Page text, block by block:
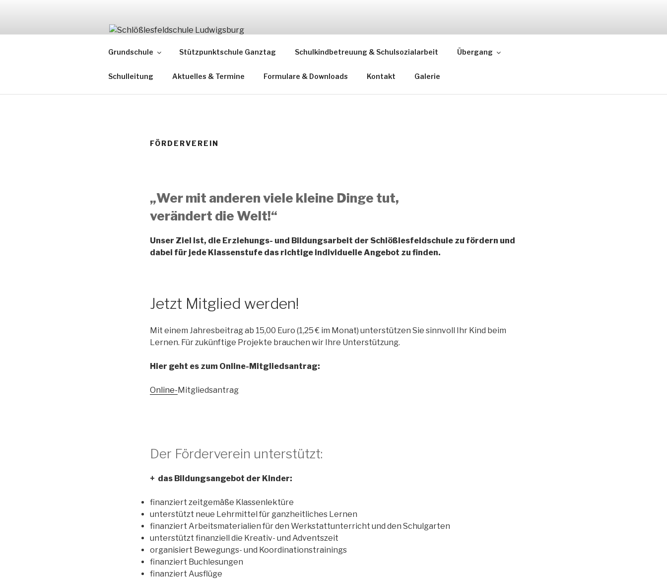
SCHLÖSSLESFELDSCHULE LUDWIGSBURG
Grundschule Stützpunktschule Ganztag Schulkindbetreuung & Schulsozialarbeit Übergang
Schulleitung Aktuelles & Termine Formulare & Downloads Kontakt Galerie
FÖRDERVEREIN
„Wer mit anderen viele kleine Dinge tut,
verändert die Welt!“
Unser Ziel ist, die Erziehungs- und Bildungsarbeit der Schlößlesfeldschule zu fördern und
dabei für jede Klassenstufe das richtige individuelle Angebot zu finden.
Jetzt Mitglied werden!
Mit einem Jahresbeitrag ab 15,00 Euro (1,25 € im Monat) unterstützen Sie sinnvoll Ihr Kind beim
Lernen. Für zukünftige Projekte brauchen wir Ihre Unterstützung.
Hier geht es zum Online-Mitgliedsantrag:
Online- Mitgliedsantrag
Der Förderverein unterstützt:
+ das Bildungsangebot der Kinder:
finanziert zeitgemäße Klassenlektüre
unterstützt neue Lehrmittel für ganzheitliches Lernen
finanziert Arbeitsmaterialien für den Werkstattunterricht und den Schulgarten
unterstützt finanziell die Kreativ- und Adventszeit
organisiert Bewegungs- und Koordinationstrainings
finanziert Buchlesungen
finanziert Ausflüge